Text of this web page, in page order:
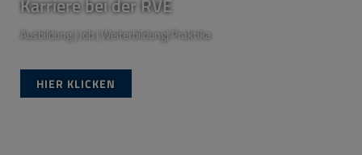
Ausbildung | Job | Weiterbildung| Praktika
HIER KLICKEN